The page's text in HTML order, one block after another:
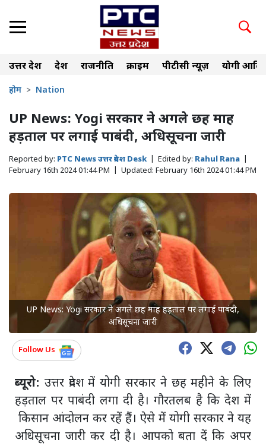
उत्तर प्रदेश देश राजनीति क्राइम पीटीसी न्यूज़ योगी
होम Nation
UP News: Yogi सरकार ने अगले छह माह
हड़ताल पर लगाई पाबंदी, अधिसूचना जारी
Reported by: PTC News उत्तर प्रदेश Desk Edited by: Rahul Rana
February 16th 2024 01:44 PM
Updated: February 16th 2024 01:44 PM
UP News: Yogi सरकार ने अगले छह माह हड़ताल पर लगाई पाबंदी,
अधिसूचना जारी
Follow Us
ब्यूरो: उत्तर प्रदेश में योगी सरकार ने छह महीने के लिए
हड़ताल पर पाबंदी लगा दी है। गौरतलब है कि देश में
किसान आंदोलन कर रहें हैं। ऐसे में योगी सरकार ने यह
अधिसूचना जारी कर दी है। आपको बता दें कि अपर